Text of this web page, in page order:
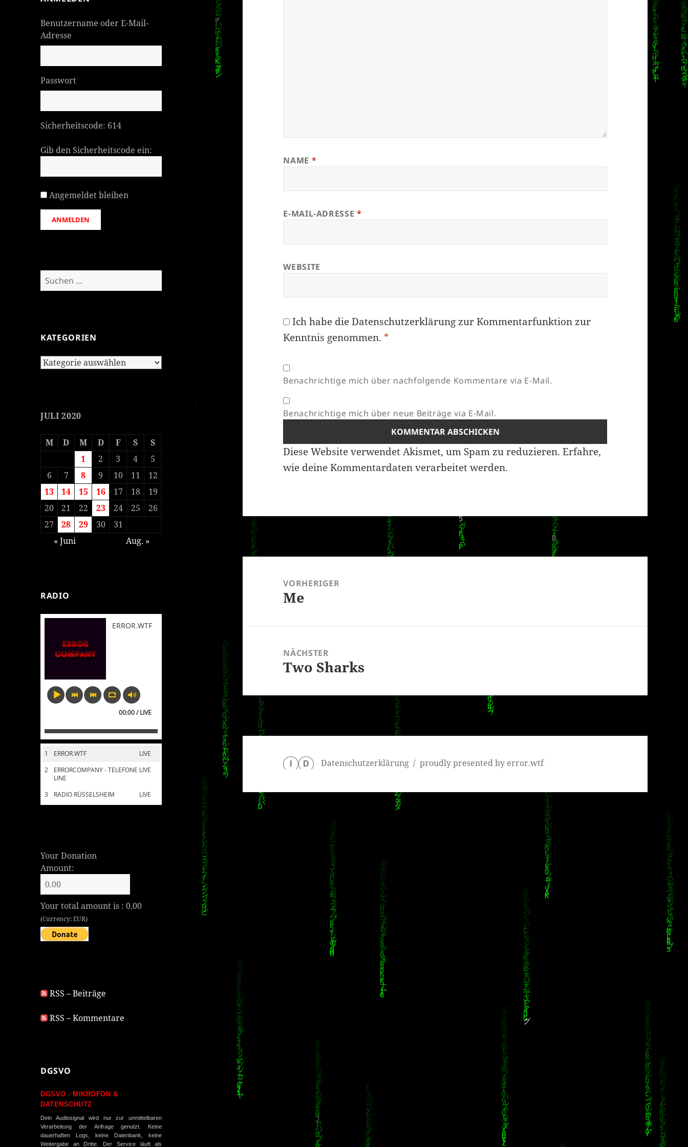
Benutzername oder E-Mail-
Adresse
Passwort
Sicherheitscode: 614
Gib den Sicherheitscode ein:
Angemeldet bleiben
ANMELDEN
Suchen
nach:
KATEGORIEN
Kategorien
JULI 2020
M D M D F S
S
1
2 3 4
5
6
7 8 9 10 11
12
13
14 15 16 17 18
19
20
21 22 23 24 25
26
27
28 29 30
31
« Juni
Aug. »
RADIO
ERROR.WTF
00:00 / LIVE
1 LIVE
ERROR.WTF
2
LIVE
ERRORCOMPANY - TELEFONE
LINE
3
LIVE
RADIO RÜSSELSHEIM
Your Donation
Amount:
Your total amount is :0.00
(Currency: EUR)
RSS – Beiträge
RSS – Kommentare
DGSVO
DGSVO - MIKROFON &
DATENSCHUTZ
Dein Audiosignal wird nur zur unmittelbaren
Verarbeitung der Anfrage genutzt. Keine
dauerhaften Logs, keine Datenbank, keine
Weitergabe an Dritte. Der Service läuft als
NAME *
E-MAIL-ADRESSE *
WEBSITE
Ich habe dieDatenschutzerklärungzur Kommentarfunktion zur
Kenntnis genommen. *
Benachrichtige mich über nachfolgende Kommentare via E-Mail.
Benachrichtige mich über neue Beiträge via E-Mail.
Diese Website verwendet Akismet, um Spam zu reduzieren.Erfahre,
wie deine Kommentardaten verarbeitet werden.
VORHERIGER
Vorheriger
Me
NÄCHSTER
Nächster
Two Sharks
D Datenschutzerklärung proudly presented by error.wtf